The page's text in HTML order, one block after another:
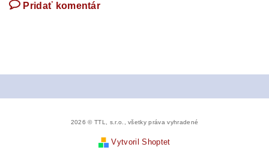
Pridať komentár
2026 © TTL, s.r.o., všetky práva vyhradené
Vytvoril Shoptet